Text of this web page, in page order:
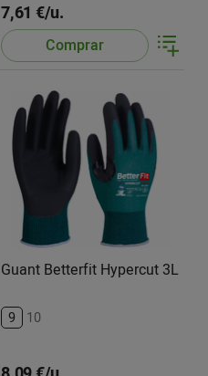
7,61 €/u.
Comprar
Guant Betterfit Hypercut 3L
9 10